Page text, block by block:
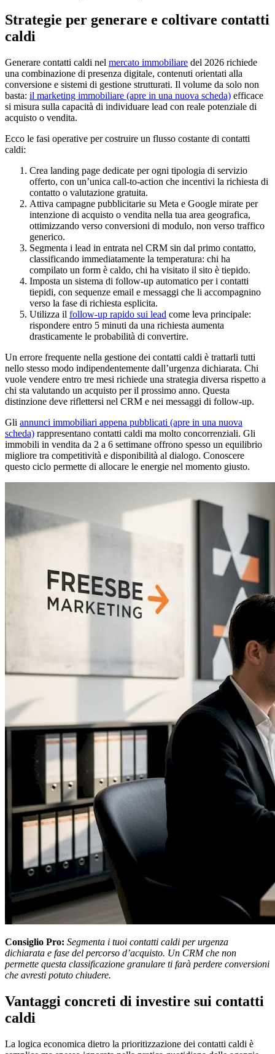
Strategie per generare e coltivare contatti
caldi
Generare contatti caldi nel mercato immobiliare del 2026 richiede
una combinazione di presenza digitale, contenuti orientati alla
conversione e sistemi di gestione strutturati. Il volume da solo non
basta: il marketing immobiliare (apre in una nuova scheda) efficace
si misura sulla capacità di individuare lead con reale potenziale di
acquisto o vendita.
Ecco le fasi operative per costruire un flusso costante di contatti
caldi:
Crea landing page dedicate per ogni tipologia di servizio
offerto, con un’unica call-to-action che incentivi la richiesta di
contatto o valutazione gratuita.
Attiva campagne pubblicitarie su Meta e Google mirate per
intenzione di acquisto o vendita nella tua area geografica,
ottimizzando verso conversioni di modulo, non verso traffico
generico.
Segmenta i lead in entrata nel CRM sin dal primo contatto,
classificando immediatamente la temperatura: chi ha
compilato un form è caldo, chi ha visitato il sito è tiepido.
Imposta un sistema di follow-up automatico per i contatti
tiepidi, con sequenze email e messaggi che li accompagnino
verso la fase di richiesta esplicita.
Utilizza il follow-up rapido sui lead come leva principale:
rispondere entro 5 minuti da una richiesta aumenta
drasticamente le probabilità di convertire.
Un errore frequente nella gestione dei contatti caldi è trattarli tutti
nello stesso modo indipendentemente dall’urgenza dichiarata. Chi
vuole vendere entro tre mesi richiede una strategia diversa rispetto a
chi sta valutando un acquisto per il prossimo anno. Questa
distinzione deve riflettersi nel CRM e nei messaggi di follow-up.
Gli annunci immobiliari appena pubblicati (apre in una nuova
scheda) rappresentano contatti caldi ma molto concorrenziali. Gli
immobili in vendita da 2 a 6 settimane offrono spesso un equilibrio
migliore tra competitività e disponibilità al dialogo. Conoscere
questo ciclo permette di allocare le energie nel momento giusto.
Consiglio Pro: Segmenta i tuoi contatti caldi per urgenza
dichiarata e fase del percorso d’acquisto. Un CRM che non
permette questa classificazione granulare ti farà perdere conversioni
che avresti potuto chiudere.
Vantaggi concreti di investire sui contatti
caldi
La logica economica dietro la prioritizzazione dei contatti caldi è